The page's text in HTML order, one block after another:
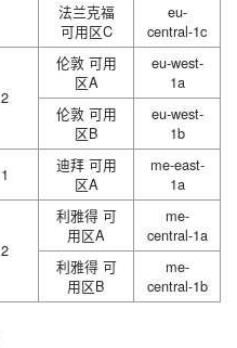
法兰克福
可用区C
eu-
central-1c
2
伦敦 可用
区A
eu-west-
1a
伦敦 可用
区B
eu-west-
1b
1
迪拜 可用
区A
me-east-
1a
2
利雅得 可
用区A
me-
central-1a
利雅得 可
用区B
me-
central-1b